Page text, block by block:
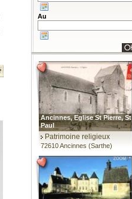
Au
Ancinnes, Eglise St Pierre, St
Paul
Patrimoine religieux
72610 Ancinnes (Sarthe)